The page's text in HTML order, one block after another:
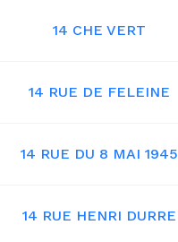
14 CHE VERT
14 RUE DE FELEINE
14 RUE DU 8 MAI 1945
14 RUE HENRI DURRE